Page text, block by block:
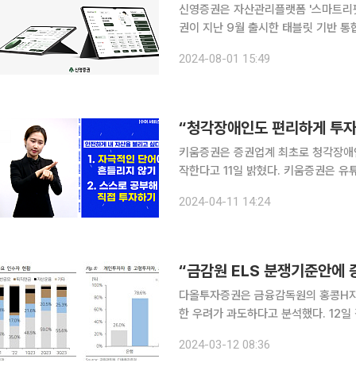
신영증권은 자산관리플랫폼 '스마트리핏 2.0'을 개
권이 지난 9월 출시한 태블릿 기반 통
리를 종이 서류 없이 즉시 실행할 수
2024-08-01 15:49
키움증권은 증권업계 최초로 청각장
작한다고 11일 밝혔다. 키움증권은 유튜브 채널K를 통해 금융소비자에게 필요한 다양한 교육 컨텐
작할 때 느낄 수 있는 여러 어려움을
2024-04-11 14:24
“금감원 ELS 분쟁기준안에
다올투자증권은 금융감독원의 홍콩H
한 우려가 과도하다고 분석했다. 12일 김지원 다올투자증권 연구원은 “금융감독원은 전날 홍콩H지
른 누적손실 증가, 판매사들의 영업경
2024-03-12 08:36